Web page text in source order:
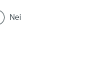
Nei